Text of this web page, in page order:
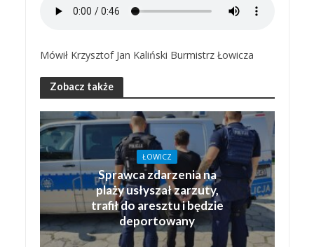
Mówił Krzysztof Jan Kaliński Burmistrz Łowicza
Zobacz także
ŁOWICZ
Sprawca zdarzenia na
plaży usłyszał zarzuty,
trafił do aresztu i będzie
deportowany